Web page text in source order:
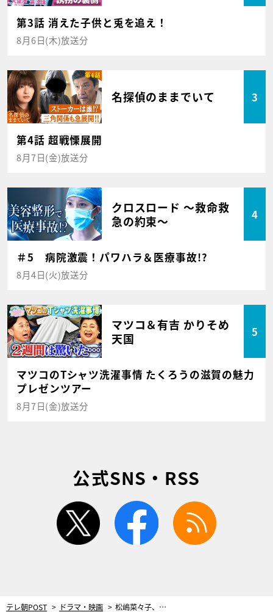
第3話 消えた子供と兎を追え！
8月6日(木)放送分
名探偵のままでいて 3
第4話 超戦慄展開
8月7日(金)放送分
クロスロード ～救命救
急の約束～
4
＃5 病院激震！パワハラ＆医療事故!?
8月4日(火)放送分
マツコ＆有吉 かりそめ
天国
5
マツコのTシャツ洗濯事情 たくろうの滋賀の魅力
プレゼンツアー
8月7日(金)放送分
公式SNS・RSS
twitter facebook
テレ朝POST ドラマ・映画 松嶋菜々子、舌打ち大呆れ！有名美容クリニック院長の卑劣な税逃れに「しょうもない」＜ドラマ『おコメの女』＞